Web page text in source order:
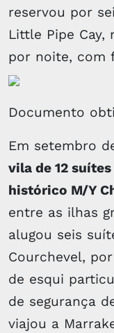
reservou por
Little Pipe Cay,
por noite, com
Documento
Em setembro
vila de 12
histórico M/Y
entre as ilhas
alugou seis
Courchevel,
de esqui
de segurança
viajou a